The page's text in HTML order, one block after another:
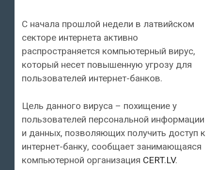
С начала прошлой недели в латвийском
секторе интернета активно
распространяется компьютерный вирус,
который несет повышенную угрозу для
пользователей интернет-банков.
Цель данного вируса – похищение у
пользователей персональной информации
и данных, позволяющих получить доступ к
интернет-банку, сообщает занимающаяся
компьютерной организация CERT.LV.